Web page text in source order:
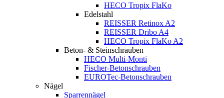
HECO Tropix FlaKo
Edelstahl
REISSER Retinox A2
REISSER Dribo A4
HECO Tropix FlaKo A2
Beton- & Steinschrauben
HECO Multi-Monti
Fischer-Betonschrauben
EUROTec-Betonschrauben
Nägel
Sparrennägel